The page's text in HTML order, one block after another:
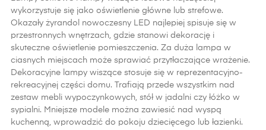
wykorzystuje się jako oświetlenie główne lub strefowe.
Okazały żyrandol nowoczesny LED najlepiej spisuje się w
przestronnych wnętrzach, gdzie stanowi dekorację i
skuteczne oświetlenie pomieszczenia. Za duża lampa w
ciasnych miejscach może sprawiać przytłaczające wrażenie.
Dekoracyjne lampy wiszące stosuje się w reprezentacyjno-
rekreacyjnej części domu. Trafiają przede wszystkim nad
zestaw mebli wypoczynkowych, stół w jadalni czy łóżko w
sypialni. Mniejsze modele można zawiesić nad wyspą
kuchenną, wprowadzić do pokoju dziecięcego lub łazienki.